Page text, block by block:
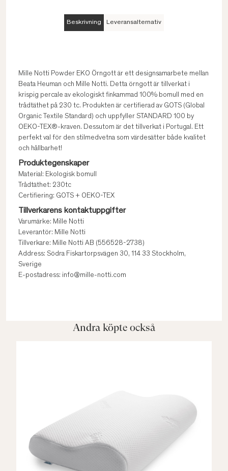
Beskrivning Leveransalternativ
Mille Notti Powder EKO Örngott är ett designsamarbete mellan
Beata Heuman och Mille Notti. Detta örngott är tillverkat i
krispig percale av ekologiskt finkammad 100% bomull med en
trådtäthet på 230 tc. Produkten är certifierad av GOTS (Global
Organic Textile Standard) och uppfyller STANDARD 100 by
OEKO-TEX®-kraven. Dessutom är det tillverkat i Portugal. Ett
perfekt val för den stilmedvetna som värdesätter både kvalitet
och hållbarhet!
Produktegenskaper
Material: Ekologisk bomull
Trådtäthet: 230tc
Certifiering: GOTS + OEKO-TEX
Tillverkarens kontaktuppgifter
Varumärke: Mille Notti
Leverantör: Mille Notti
Tillverkare: Mille Notti AB (556528-2738)
Address: Södra Fiskartorpsvägen 30, 114 33 Stockholm,
Sverige
E-postadress: info@mille-notti.com
Andra köpte också